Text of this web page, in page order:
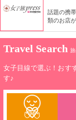
話題の携
類のお店
の通りを
Travel Search
女子目線で選ぶ！おす
す♪